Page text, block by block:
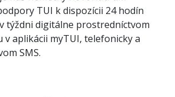
TUI k dispozícii 24 hodín
týždni digitálne prostredníctvom
v aplikácii myTUI, telefonicky a
SMS.